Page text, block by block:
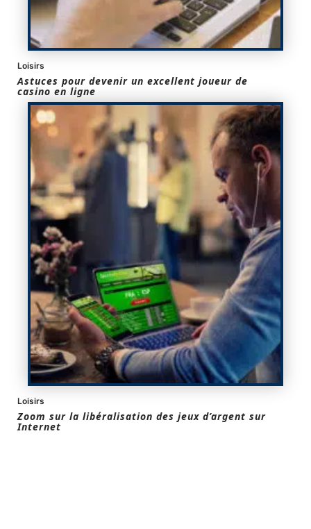
Loisirs
Astuces pour devenir un excellent joueur de
casino en ligne
Loisirs
Zoom sur la libéralisation des jeux d’argent sur
Internet